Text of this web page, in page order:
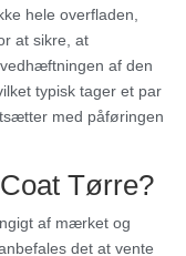
hele overfladen,
at sikre, at
af den
typisk tager et par
med påføringen
Tørre?
af mærket og
det at vente